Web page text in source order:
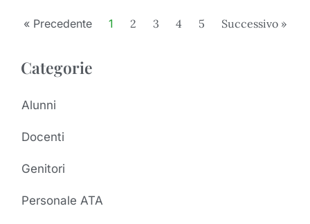
« Precedente 1 2 3 4 5 Successivo »
Categorie
Alunni
Docenti
Genitori
Personale ATA